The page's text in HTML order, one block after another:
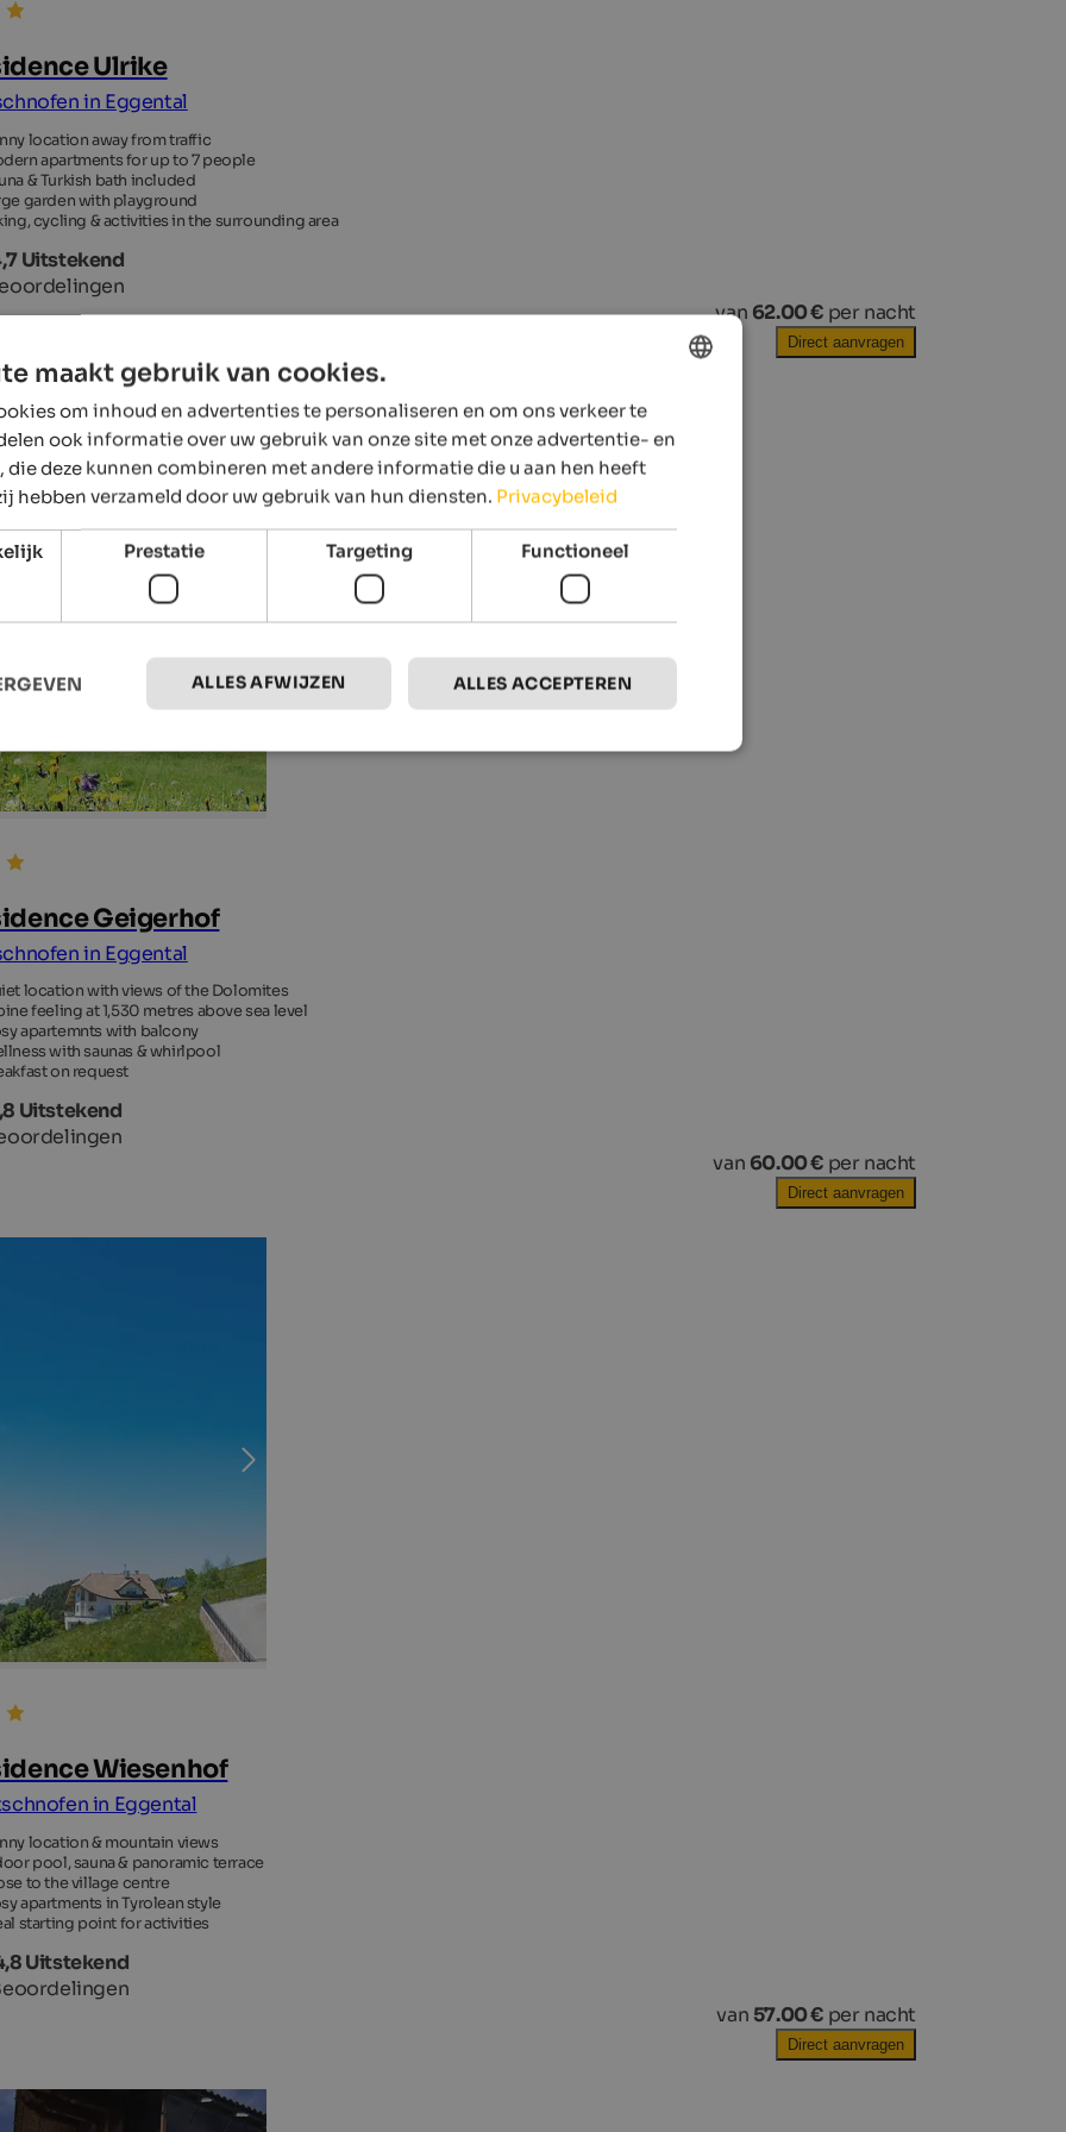
Ulrike
in Eggental
location away from traffic
apartments for up to 7 people
& Turkish bath included
garden with playground
cycling & activities in the surrounding area
Uitstekend
van 62.00 € per nacht
Direct aanvragen
Geigerhof
in Eggental
location with views of the Dolomites
feeling at 1,530 metres above sea level
apartemnts with balcony
with saunas & whirlpool
on request
Uitstekend
van 60.00 € per nacht
Direct aanvragen
Wiesenhof
in Eggental
location & mountain views
pool, sauna & panoramic terrace
to the village centre
apartments in Tyrolean style
starting point for activities
Uitstekend
van 57.00 € per nacht
Direct aanvragen
ENGLISH
DUTCH
maakt gebruik van cookies.
om inhoud en advertenties te personaliseren en om ons verkeer te
ook informatie over uw gebruik van onze site met onze advertentie- en
die deze kunnen combineren met andere informatie die u aan hen heeft
hebben verzameld door uw gebruik van hun diensten. Privacybeleid
Prestatie Targeting Functioneel
ALLES ACCEPTEREN
ALLES AFWIJZEN